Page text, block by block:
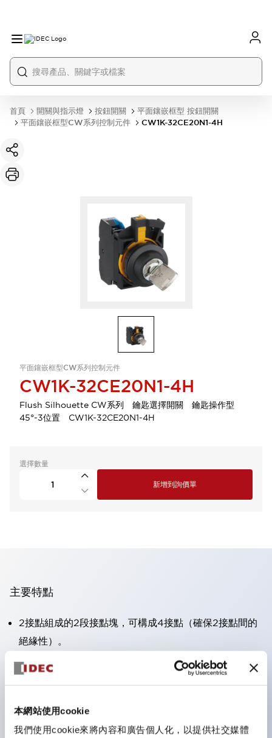
本網站使用cookie
我們使用cookie來將內容和廣告個人化，以提供社交媒體
首頁 開關與指示燈 按鈕開關
平面鑲嵌框型 按鈕開關
平面鑲嵌框型CW系列控制元件
CW1K-32CE20N1-4H
平面鑲嵌框型CW系列控制元件
CW1K-32CE20N1-4H
Flush Silhouette CW系列 鑰匙選擇開關 鑰匙操作型
45°-3位置 CW1K-32CE20N1-4H
選擇數量
新增到詢價單
主要特點
2接點組成的2段接點塊，可構成4接點（確保2接點間的
絕緣性）。
面板深度39.9mm（※11段接點塊）、59.9mm（※22段
接點塊）。可實現省空間設計。
防護結構